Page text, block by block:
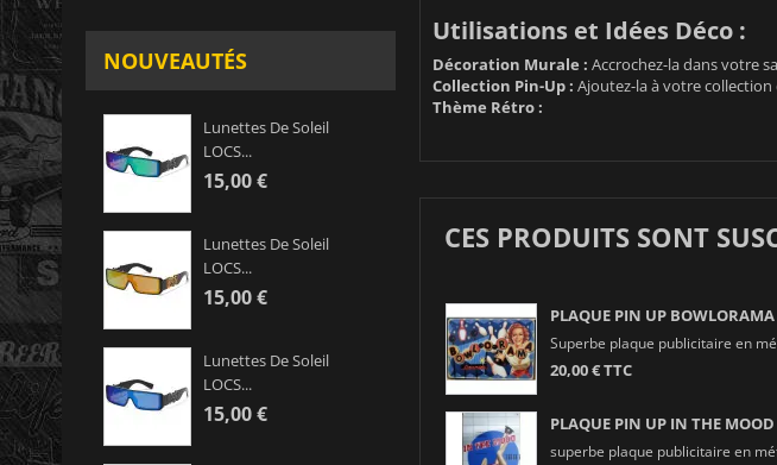
NOUVEAUTÉS
Lunettes De Soleil
LOCS...
15,00 €
Lunettes De Soleil
LOCS...
15,00 €
Lunettes De Soleil
LOCS...
15,00 €
Utilisations et Idées Déco :
Décoration Murale : Accrochez-la dans votre
Collection Pin-Up : Ajoutez-la à votre
Thème Rétro :
CES PRODUITS SONT
PLAQUE PIN UP
Superbe plaque publicitaire en
20,00 € TTC
PLAQUE PIN UP IN THE
superbe plaque publicitaire en